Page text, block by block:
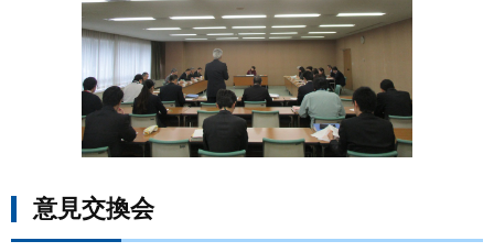
意見交換会